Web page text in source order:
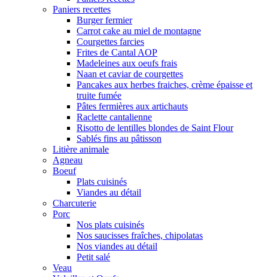
Paniers recettes
Burger fermier
Carrot cake au miel de montagne
Courgettes farcies
Frites de Cantal AOP
Madeleines aux oeufs frais
Naan et caviar de courgettes
Pancakes aux herbes fraiches, crème épaisse et
truite fumée
Pâtes fermières aux artichauts
Raclette cantalienne
Risotto de lentilles blondes de Saint Flour
Sablés fins au pâtisson
Litière animale
Agneau
Boeuf
Plats cuisinés
Viandes au détail
Charcuterie
Porc
Nos plats cuisinés
Nos saucisses fraîches, chipolatas
Nos viandes au détail
Petit salé
Veau